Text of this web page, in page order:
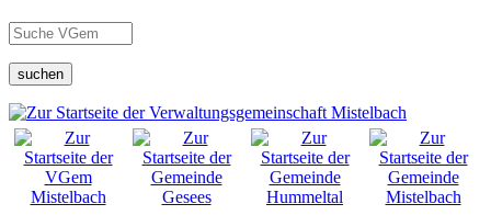
suchen